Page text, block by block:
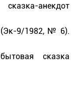
анекдот
(Эк-9/1982, № 6).
сказка